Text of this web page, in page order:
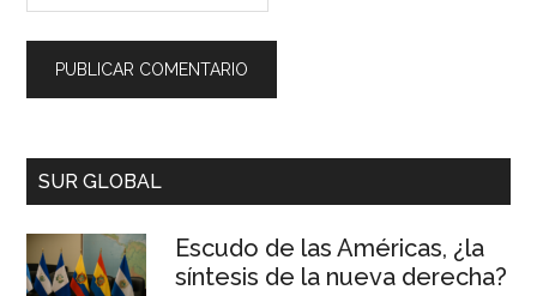
SUR GLOBAL
Escudo de las Américas, ¿la
síntesis de la nueva derecha?